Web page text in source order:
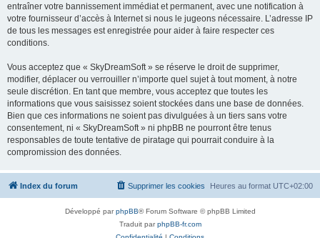
entraîner votre bannissement immédiat et permanent, avec une notification à
votre fournisseur d’accès à Internet si nous le jugeons nécessaire. L’adresse IP
de tous les messages est enregistrée pour aider à faire respecter ces
conditions.
Vous acceptez que « SkyDreamSoft » se réserve le droit de supprimer,
modifier, déplacer ou verrouiller n’importe quel sujet à tout moment, à notre
seule discrétion. En tant que membre, vous acceptez que toutes les
informations que vous saisissez soient stockées dans une base de données.
Bien que ces informations ne soient pas divulguées à un tiers sans votre
consentement, ni « SkyDreamSoft » ni phpBB ne pourront être tenus
responsables de toute tentative de piratage qui pourrait conduire à la
compromission des données.
Index du forum Heures au format UTC+02:00
Supprimer les cookies
Développé parphpBB® Forum Software © phpBB Limited
Traduit parphpBB-fr.com